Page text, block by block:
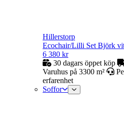
Hillerstorp
Ecochair/Lilli Set Björk
6 380 kr
30 dagars öppet köp
Varuhus på 3300 m²
erfarenhet
Soffor